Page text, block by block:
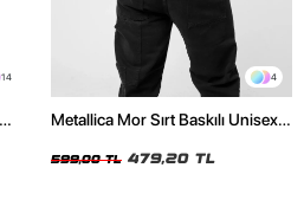
14 4
Metallica Mor Sırt Baskılı Unisex
599,00 TL 479,20 TL